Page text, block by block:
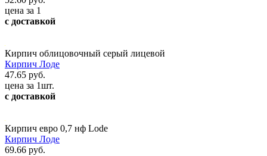
цена за 1
с доставкой
Кирпич облицовочный серый лицевой
Кирпич Лоде
47.65 руб.
цена за 1шт.
с доставкой
Кирпич евро 0,7 нф Lode
Кирпич Лоде
69.66 руб.